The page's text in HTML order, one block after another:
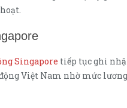
Singapore tiếp tục ghi
Việt Nam nhờ mức